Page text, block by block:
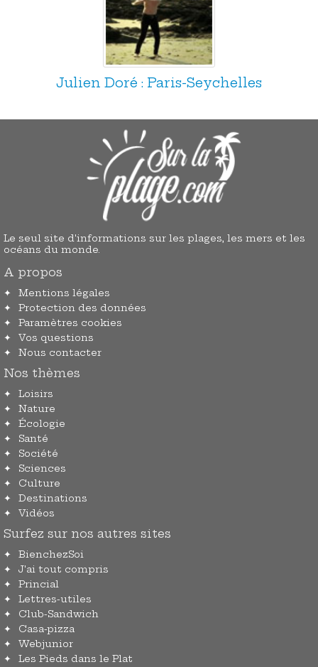
Julien Doré : Paris-Seychelles
Le seul site d'informations sur les plages, les mers et les
océans du monde.
A propos
Mentions légales
Protection des données
Paramètres cookies
Vos questions
Nous contacter
Nos thèmes
Loisirs
Nature
Écologie
Santé
Société
Sciences
Culture
Destinations
Vidéos
Surfez sur nos autres sites
BienchezSoi
J'ai tout compris
Princial
Lettres-utiles
Club-Sandwich
Casa-pizza
Webjunior
Les Pieds dans le Plat